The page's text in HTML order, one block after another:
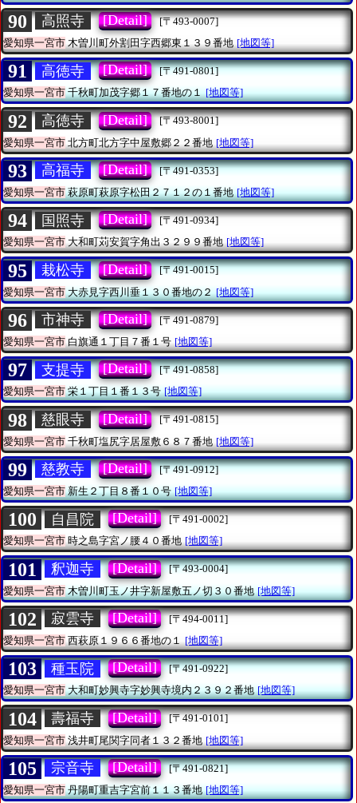
90 高照寺 [Detail]
[〒493-0007]
愛知県一宮市 木曽川町外割田字西郷東１３９番地 [地図等]
91 高徳寺 [Detail]
[〒491-0801]
愛知県一宮市千秋町加茂字郷１７番地の１ [地図等]
92 高徳寺 [Detail]
[〒493-8001]
愛知県一宮市 北方町北方字中屋敷郷２２番地 [地図等]
93 高福寺 [Detail]
[〒491-0353]
愛知県一宮市萩原町萩原字松田２７１２の１番地 [地図等]
94 国照寺 [Detail]
[〒491-0934]
愛知県一宮市大和町苅安賀字角出３２９９番地 [地図等]
95 栽松寺 [Detail]
[〒491-0015]
愛知県一宮市大赤見字西川垂１３０番地の２ [地図等]
96 市神寺 [Detail]
[〒491-0879]
愛知県一宮市 白旗通１丁目７番１号 [地図等]
97 支提寺 [Detail]
[〒491-0858]
愛知県一宮市栄１丁目１番１３号 [地図等]
98 慈眼寺 [Detail]
[〒491-0815]
愛知県一宮市 千秋町塩尻字居屋敷６８７番地 [地図等]
99 慈教寺 [Detail]
[〒491-0912]
愛知県一宮市新生２丁目８番１０号 [地図等]
100 自昌院 [Detail]
[〒491-0002]
愛知県一宮市時之島字宮ノ腰４０番地 [地図等]
101 釈迦寺 [Detail]
[〒493-0004]
愛知県一宮市木曽川町玉ノ井字新屋敷五ノ切３０番地 [地図等]
102 寂雲寺 [Detail]
[〒494-0011]
愛知県一宮市 西萩原１９６６番地の１ [地図等]
103 種玉院 [Detail]
[〒491-0922]
愛知県一宮市大和町妙興寺字妙興寺境内２３９２番地 [地図等]
104 壽福寺 [Detail]
[〒491-0101]
愛知県一宮市 浅井町尾関字同者１３２番地 [地図等]
105 宗音寺 [Detail]
[〒491-0821]
愛知県一宮市丹陽町重吉字宮前１１３番地 [地図等]